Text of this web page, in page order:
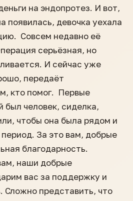
на эндопротез. И вот,
появилась, девочка уехала
Совсем недавно её
серьёзная, но
И сейчас уже
передаёт
кто помог. Первые
был человек, сиделка,
чтобы она была рядом и
период. За это вам, добрые
благодарность.
наши добрые
вас за поддержку и
Сложно представить, что